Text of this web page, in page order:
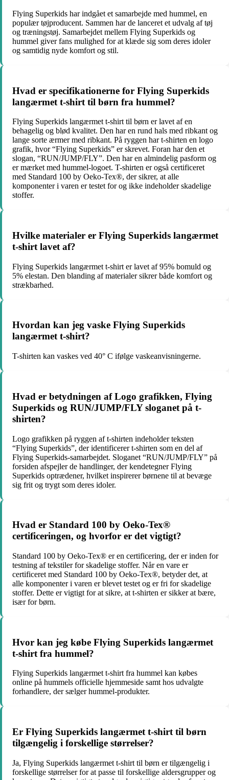
Flying Superkids har indgået et samarbejde med hummel, en
populær tøjproducent. Sammen har de lanceret et udvalg af tøj
og træningstøj. Samarbejdet mellem Flying Superkids og
hummel giver fans mulighed for at klæde sig som deres idoler
og samtidig nyde komfort og stil.
Hvad er specifikationerne for Flying Superkids
langærmet t-shirt til børn fra hummel?
Flying Superkids langærmet t-shirt til børn er lavet af en
behagelig og blød kvalitet. Den har en rund hals med ribkant og
lange sorte ærmer med ribkant. På ryggen har t-shirten en logo
grafik, hvor “Flying Superkids” er skrevet. Foran har den et
slogan, “RUN/JUMP/FLY”. Den har en almindelig pasform og
er mærket med hummel-logoet. T-shirten er også certificeret
med Standard 100 by Oeko-Tex®, der sikrer, at alle
komponenter i varen er testet for og ikke indeholder skadelige
stoffer.
Hvilke materialer er Flying Superkids langærmet
t-shirt lavet af?
Flying Superkids langærmet t-shirt er lavet af 95% bomuld og
5% elestan. Den blanding af materialer sikrer både komfort og
strækbarhed.
Hvordan kan jeg vaske Flying Superkids
langærmet t-shirt?
T-shirten kan vaskes ved 40° C ifølge vaskeanvisningerne.
Hvad er betydningen af Logo grafikken, Flying
Superkids og RUN/JUMP/FLY sloganet på t-
shirten?
Logo grafikken på ryggen af t-shirten indeholder teksten
“Flying Superkids”, der identificerer t-shirten som en del af
Flying Superkids-samarbejdet. Sloganet “RUN/JUMP/FLY” på
forsiden afspejler de handlinger, der kendetegner Flying
Superkids optrædener, hvilket inspirerer børnene til at bevæge
sig frit og trygt som deres idoler.
Hvad er Standard 100 by Oeko-Tex®
certificeringen, og hvorfor er det vigtigt?
Standard 100 by Oeko-Tex® er en certificering, der er inden for
testning af tekstiler for skadelige stoffer. Når en vare er
certificeret med Standard 100 by Oeko-Tex®, betyder det, at
alle komponenter i varen er blevet testet og er fri for skadelige
stoffer. Dette er vigtigt for at sikre, at t-shirten er sikker at bære,
især for børn.
Hvor kan jeg købe Flying Superkids langærmet
t-shirt fra hummel?
Flying Superkids langærmet t-shirt fra hummel kan købes
online på hummels officielle hjemmeside samt hos udvalgte
forhandlere, der sælger hummel-produkter.
Er Flying Superkids langærmet t-shirt til børn
tilgængelig i forskellige størrelser?
Ja, Flying Superkids langærmet t-shirt til børn er tilgængelig i
forskellige størrelser for at passe til forskellige aldersgrupper og